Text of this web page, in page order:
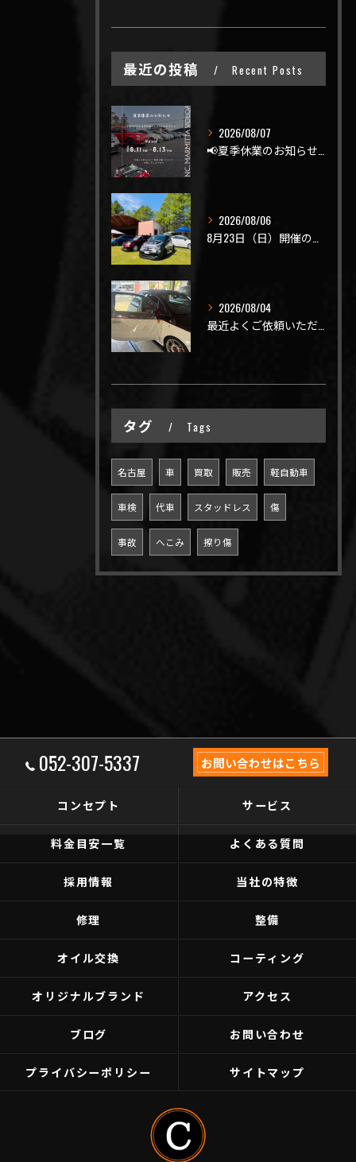
最近の投稿 Recent Posts
2026/08/07
2026/08/06
2026/08/04
タグ Tags
名古屋 車 買取 販売 軽自動車
車検 代車 スタッドレス 傷
事故 へこみ 擦り傷
052-307-5337 お問い合わせはこちら
コンセプト サービス
料金目安一覧 よくある質問
採用情報 当社の特徴
修理 整備
オイル交換 コーティング
オリジナルブランド アクセス
ブログ お問い合わせ
プライバシーポリシー サイトマップ